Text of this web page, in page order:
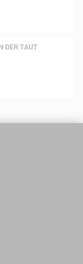
DER TAUT